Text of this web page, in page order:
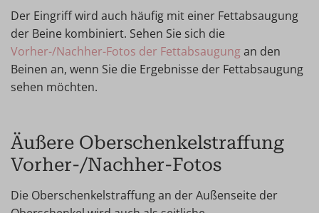
Der Eingriff wird auch häufig mit einer Fettabsaugung
der Beine kombiniert. Sehen Sie sich die
Vorher-/Nachher-Fotos der Fettabsaugungan den
Beinen an, wenn Sie die Ergebnisse der Fettabsaugung
sehen möchten.
Äußere Oberschenkelstraffung
Vorher-/Nachher-Fotos
Die Oberschenkelstraffung an der Außenseite der